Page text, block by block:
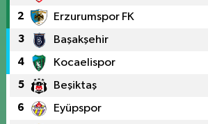
2 Erzurumspor FK
3 Başakşehir
4 Kocaelispor
5 Beşiktaş
6 Eyüpspor